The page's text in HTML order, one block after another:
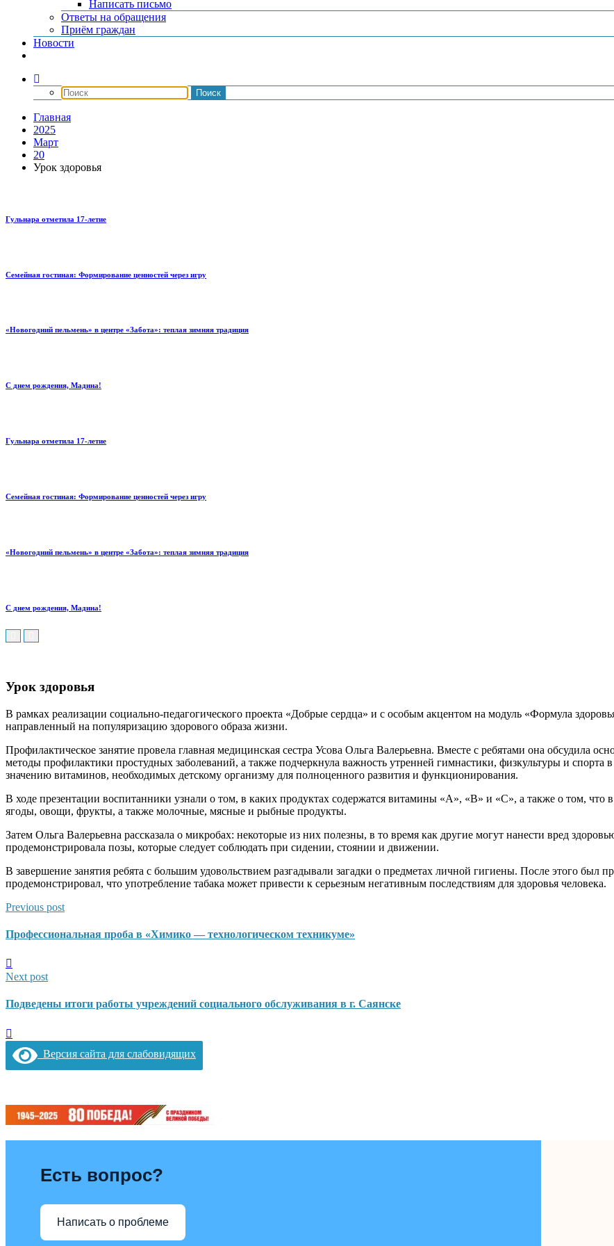
Написать письмо
Ответы на обращения
Приём граждан
Новости
Главная
2025
Март
20
Урок здоровья
Гульнара отметила 17‑летие
Семейная гостиная: Формирование ценностей через игру
«Новогодний пельмень» в центре «Забота»: теплая зимняя традиция
С днем рождения, Мадина!
Гульнара отметила 17‑летие
Семейная гостиная: Формирование ценностей через игру
«Новогодний пельмень» в центре «Забота»: теплая зимняя традиция
С днем рождения, Мадина!
Урок здоровья
В рамках реализации социально-педагогического проекта «Добрые сердца» и с особым акцентом на модуль «Формула
направленный на популяризацию здорового образа жизни.
Профилактическое занятие провела главная медицинская сестра Усова Ольга Валерьевна. Вместе с ребятами она обсудила
методы профилактики простудных заболеваний, а также подчеркнула важность утренней гимнастики, физкультуры и спорта
значению витаминов, необходимых детскому организму для полноценного развития и функционирования.
В ходе презентации воспитанники узнали о том, в каких продуктах содержатся витамины «А», «В» и «С», а также о том, что
ягоды, овощи, фрукты, а также молочные, мясные и рыбные продукты.
Затем Ольга Валерьевна рассказала о микробах: некоторые из них полезны, в то время как другие могут нанести вред
продемонстрировала позы, которые следует соблюдать при сидении, стоянии и движении.
В завершение занятия ребята с большим удовольствием разгадывали загадки о предметах личной гигиены. После этого был
продемонстрировал, что употребление табака может привести к серьезным негативным последствиям для здоровья человека.
Previous post
Профессиональная проба в «Химико — технологическом техникуме»
Next post
Подведены итоги работы учреждений социального обслуживания в г. Саянске
Версия сайта для слабовидящих
Есть вопрос?
Написать о проблеме